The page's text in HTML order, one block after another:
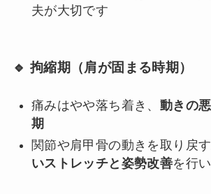
夫が大切です
🔹 拘縮期（肩が固まる時期）
痛みはやや落ち着き、 動きの
期
関節や肩甲骨の動きを取り戻
いストレッチと姿勢改善を行